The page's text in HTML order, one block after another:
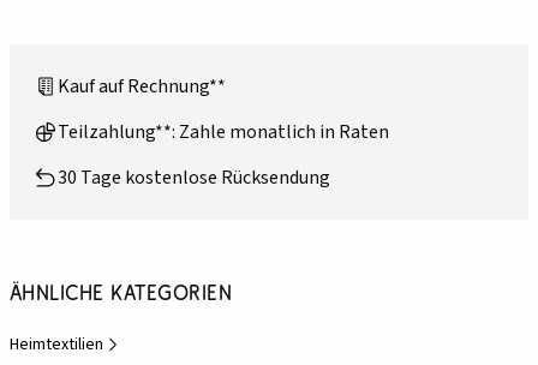
Kauf auf Rechnung**
Teilzahlung**: Zahle monatlich in Raten
30 Tage kostenlose Rücksendung
Ähnliche Kategorien
Heimtextilien